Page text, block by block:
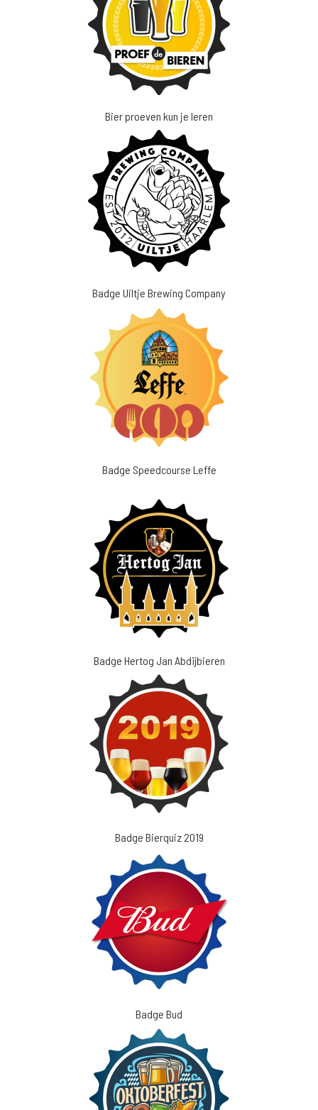
Bier proeven kun je leren
Badge Uiltje Brewing Company
Badge Speedcourse Leffe
Badge Hertog Jan Abdijbieren
Badge Bierquiz 2019
Badge Bud